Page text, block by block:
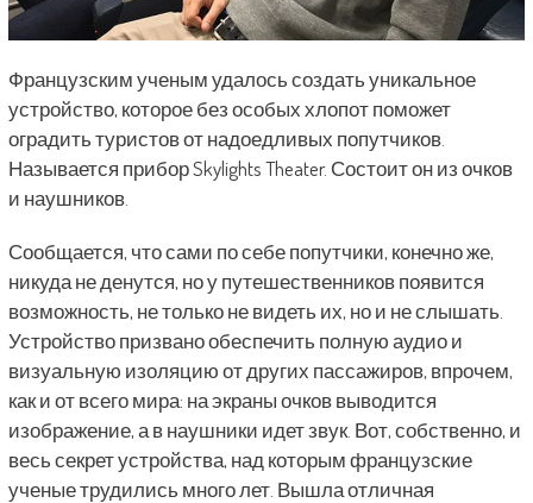
Французским ученым удалось создать уникальное
устройство, которое без особых хлопот поможет
оградить туристов от надоедливых попутчиков.
Называется прибор Skylights Theater. Состоит он из очков
и наушников.
Сообщается, что сами по себе попутчики, конечно же,
никуда не денутся, но у путешественников появится
возможность, не только не видеть их, но и не слышать.
Устройство призвано обеспечить полную аудио и
визуальную изоляцию от других пассажиров, впрочем,
как и от всего мира: на экраны очков выводится
изображение, а в наушники идет звук. Вот, собственно, и
весь секрет устройства, над которым французские
ученые трудились много лет. Вышла отличная